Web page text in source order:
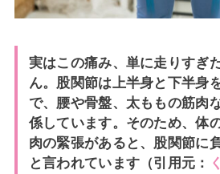
実はこの痛み、単に走りすぎ
ん。股関節は上半身と下半身
で、腰や骨盤、太ももの筋肉
係しています。そのため、体
肉の緊張があると、股関節に
と言われています（引用元：